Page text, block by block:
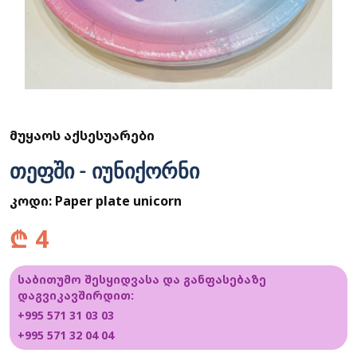
ᲛᲣᲧᲐᲝᲡ ᲐᲥᲡᲔᲡᲣᲐᲠᲔᲑᲘ
თეფში - იუნიქორნი
კოდი: Paper plate unicorn
₾ 4
საბითუმო შესყიდვასა და განფასებაზე
დაგვიკავშირდით:
+995 571 31 03 03
+995 571 32 04 04